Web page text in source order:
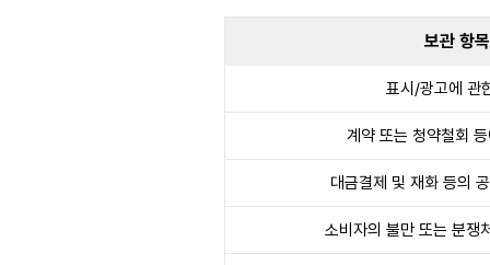
보관 항목
표시/광고에 관
계약 또는 청약철회
대금결제 및 재화 등의
소비자의 불만 또는 분쟁